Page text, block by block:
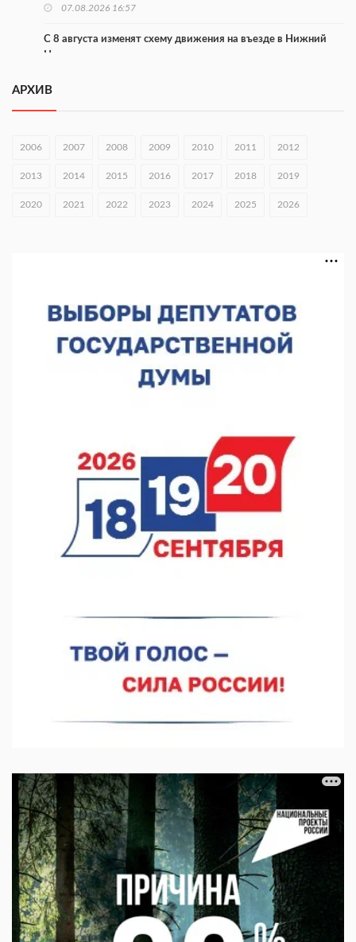
07.08.2026 16:57
С 8 августа изменят схему движения на въезде в Нижний
Новгород
В Нижегородской области прошло заседание АТК и
07.08.2026 14:54
В Чкаловске спустили на воду «Метеор-120Р»
07.08.2026 14:01
В Нижнем Новгороде отметили 70-летие Дня строителя
07.08.2026 12:04
В Нижегородской области созданы четыре ММЦ
07.08.2026 11:46
АРХИВ
2006 2007 2008 2009 2010 2011 2012
2013 2014 2015 2016 2017 2018 2019
2020 2021 2022 2023 2024 2025 2026